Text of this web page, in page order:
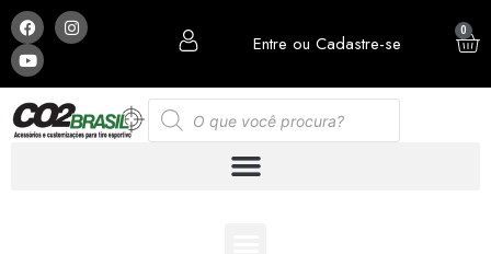
Entre ou Cadastre-se
0